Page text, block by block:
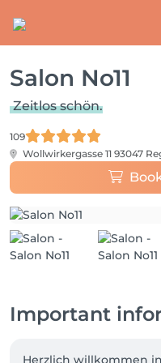
Salon No11
Zeitlos schön.
109
Wollwirkergasse 11 93047
Important
Herzlich willkommen